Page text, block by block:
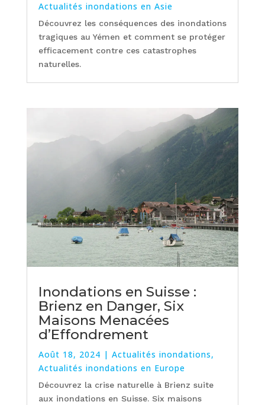
Actualités inondations en Asie
Découvrez les conséquences des inondations
tragiques au Yémen et comment se protéger
efficacement contre ces catastrophes
naturelles.
Inondations en Suisse :
Brienz en Danger, Six
Maisons Menacées
d’Effondrement
Août 18, 2024 | Actualités inondations,
Actualités inondations en Europe
Découvrez la crise naturelle à Brienz suite
aux inondations en Suisse. Six maisons